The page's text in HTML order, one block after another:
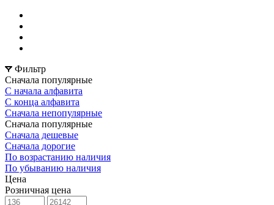
Фильтр
Сначала популярные
С начала алфавита
С конца алфавита
Сначала непопулярные
Сначала популярные
Сначала дешевые
Сначала дорогие
По возрастанию наличия
По убыванию наличия
Цена
Розничная цена